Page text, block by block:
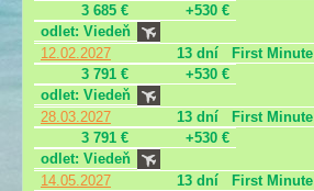
3 685 €
+530 €
odlet: Viedeň
12.02.2027
13 dní
First Minute
3 791 €
+530 €
odlet: Viedeň
28.03.2027
13 dní
First Minute
3 791 €
+530 €
odlet: Viedeň
14.05.2027
13 dní
First Minute